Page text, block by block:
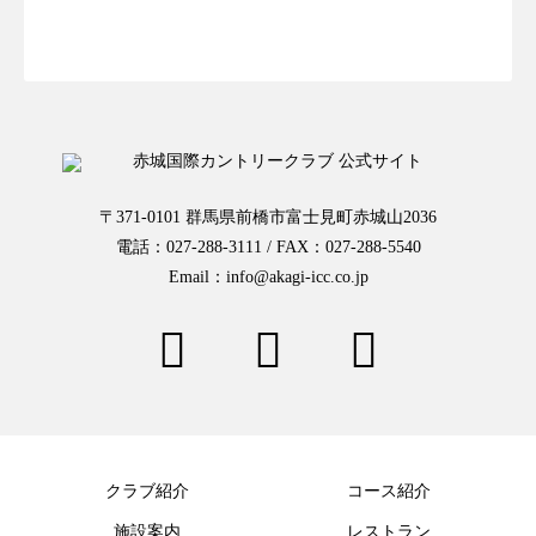
〒371-0101 群馬県前橋市富士見町赤城山2036
電話：027-288-3111 / FAX：027-288-5540
Email：info@akagi-icc.co.jp
クラブ紹介 コース紹介
施設案内 レストラン